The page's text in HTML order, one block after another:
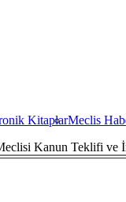
Meclis
Kitaplar
Kanun Teklifi ve